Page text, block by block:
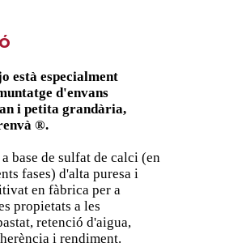
està especialment
d'envans
i petita grandària,
®.
base de sulfat de calci (en
fases) d'alta puresa i
en fàbrica per a
propietats a les
retenció d'aigua,
i rendiment.